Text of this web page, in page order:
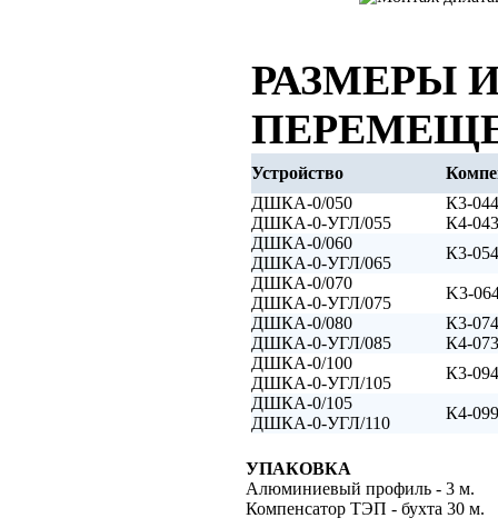
РАЗМЕРЫ
Устройство
ДШКА-0/050
ДШКА-0-УГЛ/055
К3-044
К4-043
ДШКА-0/060
ДШКА-0-УГЛ/065
К3-054
ДШКА-0/070
ДШКА-0-УГЛ/075
K3-
ДШКА-0/080
ДШКА-0-УГЛ/085
К3-074
К4-073
ДШКА-0/100
ДШКА-0-УГЛ/105
К3-094
ДШКА-0/105
ДШКА-0-УГЛ/110
К4-099
УПАКОВКА
Алюминиевый профиль - 3 м.
Компенсатор ТЭП - бухта 30 м.